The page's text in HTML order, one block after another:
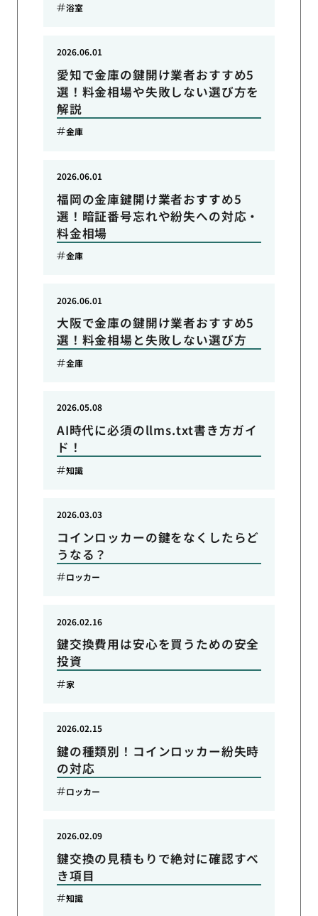
浴室
愛知で金庫の鍵開け業者おすすめ5
選！料金相場や失敗しない選び方を
解説
2026.06.01
金庫
福岡の金庫鍵開け業者おすすめ5
選！暗証番号忘れや紛失への対応・
料金相場
2026.06.01
金庫
大阪で金庫の鍵開け業者おすすめ5
選！料金相場と失敗しない選び方
2026.06.01
金庫
AI時代に必須のllms.txt書き方ガイ
ド！
2026.05.08
知識
コインロッカーの鍵をなくしたらど
うなる？
2026.03.03
ロッカー
鍵交換費用は安心を買うための安全
投資
2026.02.16
家
鍵の種類別！コインロッカー紛失時
の対応
2026.02.15
ロッカー
鍵交換の見積もりで絶対に確認すべ
き項目
2026.02.09
知識